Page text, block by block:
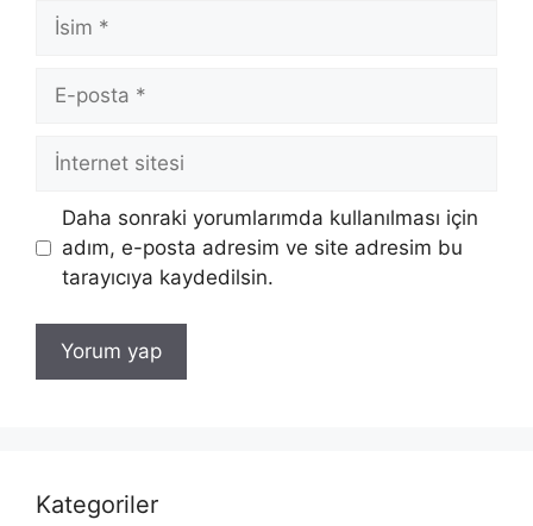
İsim
posta
İnternet
Daha sonraki yorumlarımda kullanılması için
adım, e-posta adresim ve site adresim bu
tarayıcıya kaydedilsin.
Kategoriler